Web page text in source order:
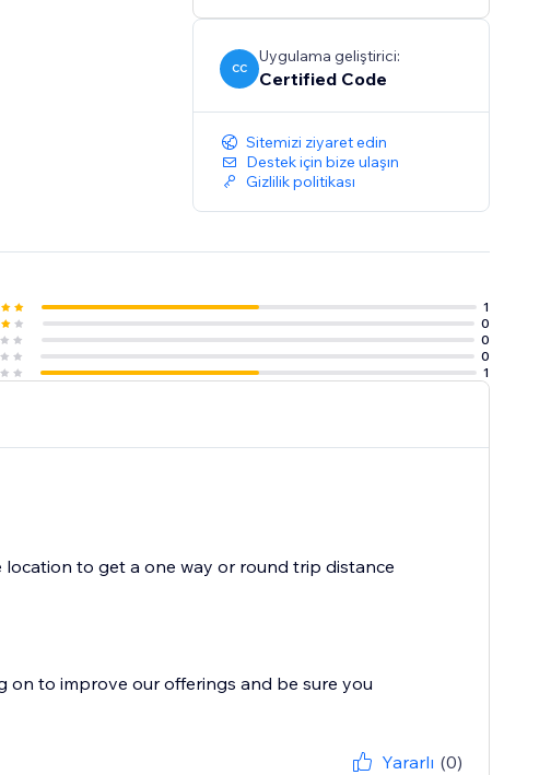
CC
Uygulama geliştirici:
Certified Code
Sitemizi ziyaret edin
Destek için bize ulaşın
Gizlilik politikası
1
0
0
0
1
to get a one way or round trip distance
on to improve our offerings and be sure you
Yararlı (0)